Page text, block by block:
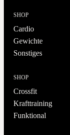
SHOP
Cardio
Gewichte
Sonstiges
SHOP
Crossfit
Krafttraining
Funktional